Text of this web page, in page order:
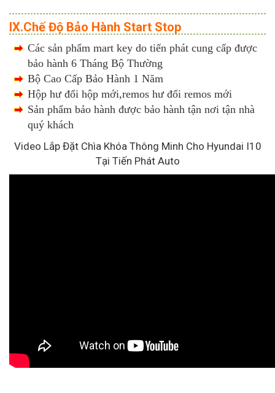
IX.Chế Độ Bảo Hành Start Stop
Các sản phẩm mart key do tiến phát cung cấp được
bảo hành 6 Tháng Bộ Thường
Bộ Cao Cấp Bảo Hành 1 Năm
Hộp hư đổi hộp mới,remos hư đổi remos mới
Sản phẩm bảo hành được bảo hành tận nơi tận nhà
quý khách
Video Lắp Đặt Chìa Khóa Thông Minh Cho Hyundai I10
Tại Tiến Phát Auto